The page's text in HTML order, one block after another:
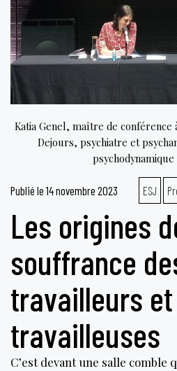
Katia Genel, maître de conférence
Dejours, psychiatre et
Publié le 14 novembre 2023 ESJ
Les origines
souffrance
travailleurs et
travailleuses
C’est devant une salle comble